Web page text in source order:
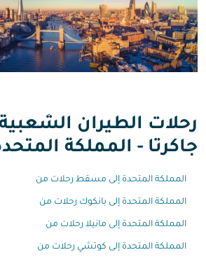
رحلات الطيران
جاكرتا - المملكة
المملكة المتحدة إلى مسقط رحلات من
المملكة المتحدة إلى بانكوك رحلات من
المملكة المتحدة إلى مانيلا رحلات من
المملكة المتحدة إلى كوتشي رحلات من